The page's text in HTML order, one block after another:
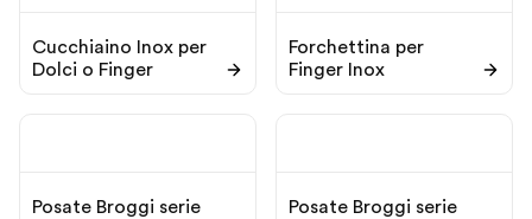
Cucchiaino Inox per
Dolci o Finger
Forchettina per
Finger Inox
Posate Broggi serie
Posate Broggi serie